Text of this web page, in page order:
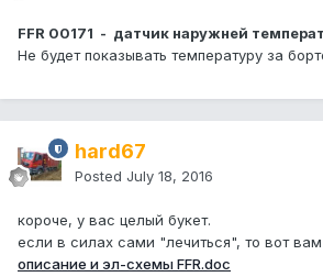
FFR 00171 - датчик наружней
Не будет показывать температуру за
hard67
Posted July 18, 2016
короче, у вас целый букет.
если в силах сами "лечиться", то вот
описание и эл-схемы FFR.doc